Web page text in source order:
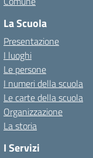
La Scuola
Presentazione
I luoghi
Le persone
I numeri della scuola
Le carte della scuola
Organizzazione
La storia
I Servizi